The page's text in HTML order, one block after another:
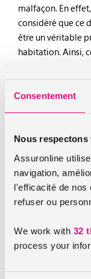
Consentement
Nous
Assuronline
navigation,
l'efficacité de nos
refuser ou
We work with 32
process your
malfaçon. En
considéré que ce
être un véritable
habitation. Ainsi,
L’
assurance
problème, il était
propriétaires dans
constructeur.
maison n’est pas
propriétaires. Loin
défaut d’isolation